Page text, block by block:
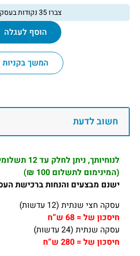
צברו35נקודות
הוסף לעגלה
המשך בקניות
חשוב לדעת
לנוחיותך,
(המינימום לתשלום 100 ₪)
ישנם מבצעים והנחות ברכישת
עסקה חצי שנתית (12 עדשות)
חיסכון של = 68 ש”ח
עסקה שנתית (24 עדשות)
חיסכון של = 280 ש”ח